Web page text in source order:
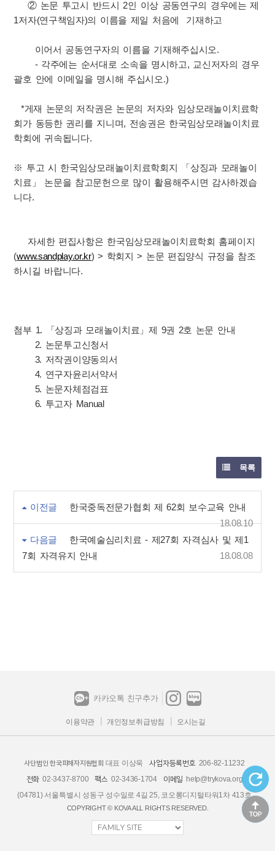
② 논문 투고시 반드시 2인 이상 공동연구의 경우에는 제
1저자(연구책임자)의 이름을 제일 처음에 기재하고
이어서 공동연구자의 이름을 기재해주십시오.
- 각주에는 순서대로 소속을 명시하고, 교신저자의 경우
괄호 안에 이메일을 명시해 주십시오.)
*게재 논문의 저작권은 논문의 저자와 임상모래놀이치료학
회가 동등한 권리를 지니며, 전송권은 한국임상모래놀이치료
학회에 귀속됩니다.
※ 투고 시 한국임상모래놀이치료학회지 「상징과 모래놀이
치료」 논문을 참고문헌으로 많이 활용해주시면 감사하겠습
니다.
자세한 편집사항은 한국임상모래놀이치료학회 홈페이지
(www.sandplay.or.kr) > 학회지 > 논문 편집양식 규정을 참조
하시길 바랍니다.
첨부 1. 「상징과 모래놀이치료」제 9권 2호 논문 안내
2. 논문투고신청서
3. 저작권이양동의서
4. 연구자윤리서약서
5. 논문자체점검표
6. 투고자 Manual
목록
이전글
한국중독전문가협회 제 62회 보수교육 안내
18.08.10
다음글
한국예술심리치료 - 제27회 자격심사 및 제1
7회 자격유지 안내
18.08.08
카카오톡 친구추가
이용약관 개인정보취급방침 오시는길
사단법인 한국피해자지원협회 대표 이상욱 사업자등록번호 206-82-11232
전화 02-3437-8700 팩스 02-3436-1704 이메일
help@trykova.org
(04781) 서울특별시 성동구 성수일로 4길 25, 코오롱디지털타워1차 413호
COPYRIGHT © KOVA ALL RIGHTS RESERVED.